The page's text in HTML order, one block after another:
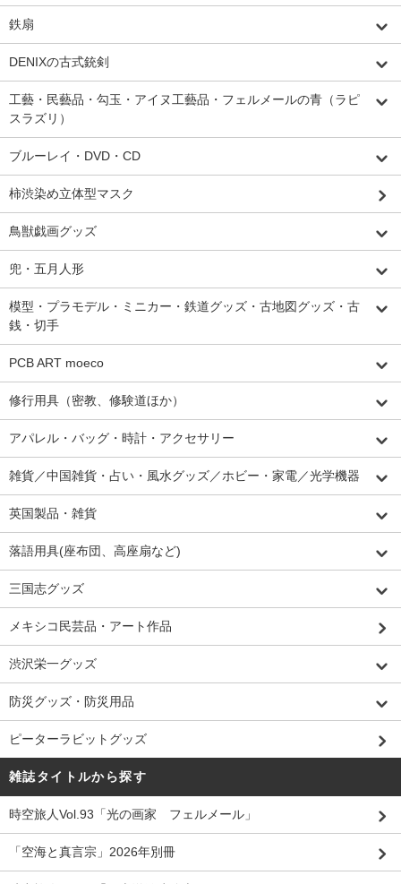
鉄扇
DENIXの古式銃剣
工藝・民藝品・勾玉・アイヌ工藝品・フェルメールの青（ラピ
スラズリ）
ブルーレイ・DVD・CD
柿渋染め立体型マスク
鳥獣戯画グッズ
兜・五月人形
模型・プラモデル・ミニカー・鉄道グッズ・古地図グッズ・古
銭・切手
PCB ART moeco
修行用具（密教、修験道ほか）
アパレル・バッグ・時計・アクセサリー
雑貨／中国雑貨・占い・風水グッズ／ホビー・家電／光学機器
英国製品・雑貨
落語用具(座布団、高座扇など)
三国志グッズ
メキシコ民芸品・アート作品
渋沢栄一グッズ
防災グッズ・防災用品
ピーターラビットグッズ
雑誌タイトルから探す
時空旅人Vol.93「光の画家 フェルメール」
「空海と真言宗」2026年別冊